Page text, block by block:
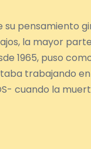
su pensamiento
la mayor
1965, puso
trabajando
cuando la